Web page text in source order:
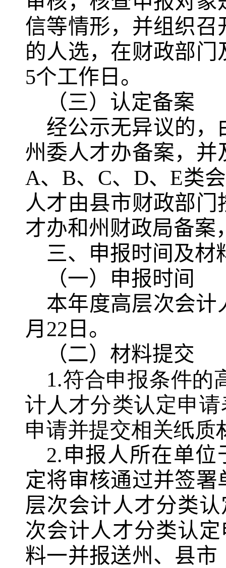
信等情形，并组织
的人选，在财政部
5个工作日。
（三）认定备案
经公示无异议的，
州委人才办备案，
A、B、C、D、E类
人才由县市财政部
才办和州财政局备案
三、申报时间及材
（一）申报时间
本年度高层次会计
月22日。
（二）材料提交
1.符合申报条件的
计人才分类认定申
申请并提交相关纸质
2.申报人所在单位
定将审核通过并签
层次会计人才分类
次会计人才分类认
料一并报送州、县